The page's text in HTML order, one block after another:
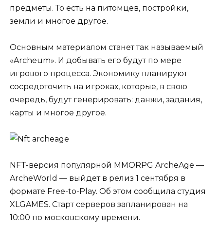
предметы. То есть на питомцев, постройки,
земли и многое другое.
Основным материалом станет так называемый
«Archeum». И добывать его будут по мере
игрового процесса. Экономику планируют
сосредоточить на игроках, которые, в свою
очередь, будут генерировать: данжи, задания,
карты и многое другое.
NFT-версия популярной MMORPG ArcheAge —
ArcheWorld — выйдет в релиз 1 сентября в
формате Free-to-Play. Об этом сообщила студия
XLGAMES. Старт серверов запланирован на
10:00 по московскому времени.